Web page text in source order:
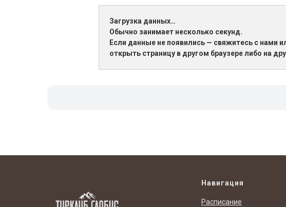
Загрузка данных…
Обычно занимает несколько секунд.
Если данные не появились — свяжитесь с нами
открыть страницу в другом браузере либо на
Навигация
Расписание